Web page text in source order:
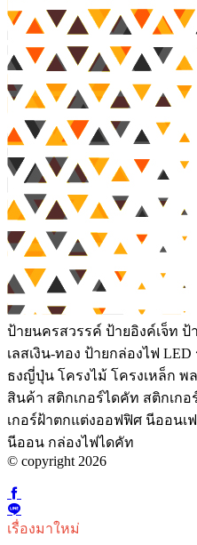
ป้ายนครสวรรค์ ป้ายอิงค์เจ็ท
เลสเงิน-ทอง ป้ายกล่องไฟ
ธงญี่ปุ่น โครงไม้ โครงเหล็ก พ
สินค้า สติกเกอร์ไดคัท สติกเก
เกอร์ฝ้าตกแต่งออฟฟิศ นีออนเ
นีออน กล่องไฟไดคัท
© copyright 2026
เรื่องมาใหม่